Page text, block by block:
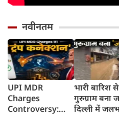
नवीनतम
UPI MDR
Charges
Controversy:
भारी बारिश से
गुरुग्राम बना
दिल्ली में